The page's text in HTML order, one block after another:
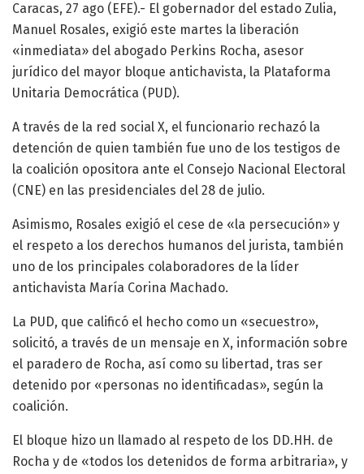
Caracas, 27 ago (EFE).- El gobernador del estado Zulia,
Manuel Rosales, exigió este martes la liberación
«inmediata» del abogado Perkins Rocha, asesor
jurídico del mayor bloque antichavista, la Plataforma
Unitaria Democrática (PUD).
A través de la red social X, el funcionario rechazó la
detención de quien también fue uno de los testigos de
la coalición opositora ante el Consejo Nacional Electoral
(CNE) en las presidenciales del 28 de julio.
Asimismo, Rosales exigió el cese de «la persecución» y
el respeto a los derechos humanos del jurista, también
uno de los principales colaboradores de la líder
antichavista María Corina Machado.
La PUD, que calificó el hecho como un «secuestro»,
solicitó, a través de un mensaje en X, información sobre
el paradero de Rocha, así como su libertad, tras ser
detenido por «personas no identificadas», según la
coalición.
El bloque hizo un llamado al respeto de los DD.HH. de
Rocha y de «todos los detenidos de forma arbitraria», y